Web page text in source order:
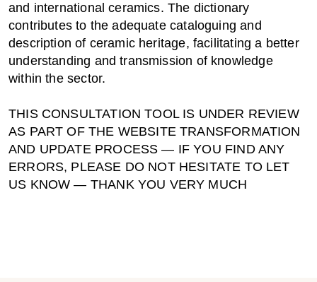
and international ceramics. The dictionary
contributes to the adequate cataloguing and
description of ceramic heritage, facilitating a better
understanding and transmission of knowledge
within the sector.
THIS CONSULTATION TOOL IS UNDER REVIEW
AS PART OF THE WEBSITE TRANSFORMATION
AND UPDATE PROCESS — IF YOU FIND ANY
ERRORS, PLEASE DO NOT HESITATE TO LET
US KNOW — THANK YOU VERY MUCH